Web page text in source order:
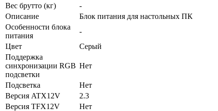
Вес брутто (кг)
-
Описание
Блок питания для настольных ПК
Особенности блока
питания
-
Цвет
Серый
Поддержка
синхронизации RGB
подсветки
Нет
Подсветка
Нет
Версия ATX12V
2.3
Версия TFX12V
Нет